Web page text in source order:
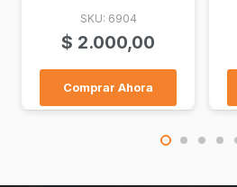
2.000,00
Ahora
SKU:
Comprar